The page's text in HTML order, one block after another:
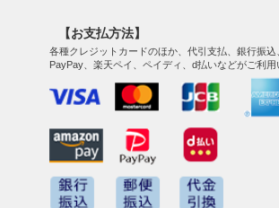
【お支払方法】
各種クレジットカードのほか、代引支払、銀行振込
PayPay、楽天ペイ、ペイディ、d払いなどがご利用